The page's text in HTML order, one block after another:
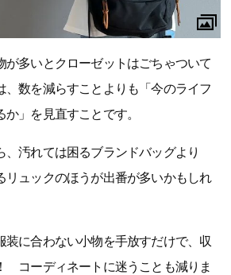
が多いとクローゼットはごちゃついて
、数を減らすことよりも「今のライフ
」を見直すことです。
、汚れては困るブランドバッグより
リュックのほうが出番が多いかもしれ
装に合わない小物を手放すだけで、収
コーディネートに迷うことも減りま